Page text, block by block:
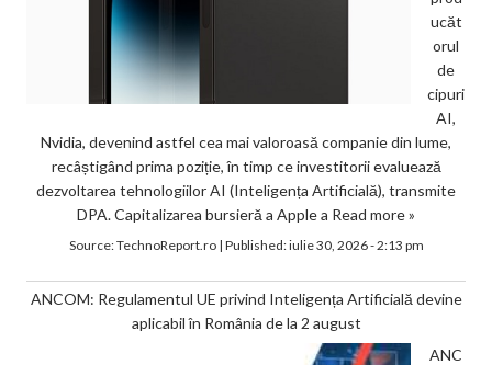
ucăt
orul
de
cipuri
AI,
Nvidia, devenind astfel cea mai valoroasă companie din lume,
recâștigând prima poziție, în timp ce investitorii evaluează
dezvoltarea tehnologiilor AI (Inteligența Artificială), transmite
DPA. Capitalizarea bursieră a Apple a Read more »
Source:TechnoReport.ro| Published:iulie 30, 2026 - 2:13 pm
ANCOM: Regulamentul UE privind Inteligența Artificială devine
aplicabil în România de la 2 august
ANC